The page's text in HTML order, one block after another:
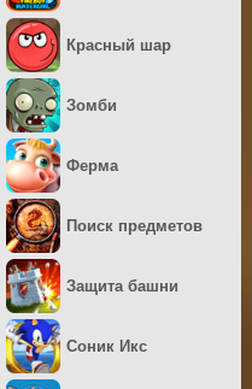
Красный шар
Зомби
Ферма
Поиск предметов
Защита башни
Соник Икс